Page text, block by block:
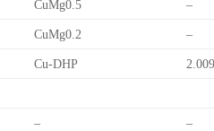
CuMg0.5 –
CuMg0.2 –
Cu-DHP 2.009
– –